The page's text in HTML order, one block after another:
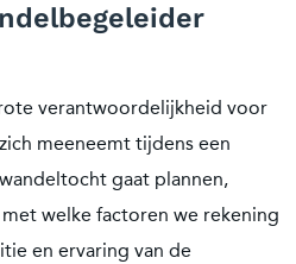
verantwoordelijkheid voor
meeneemt tijdens een
gaat plannen,
welke factoren we rekening
en ervaring van de